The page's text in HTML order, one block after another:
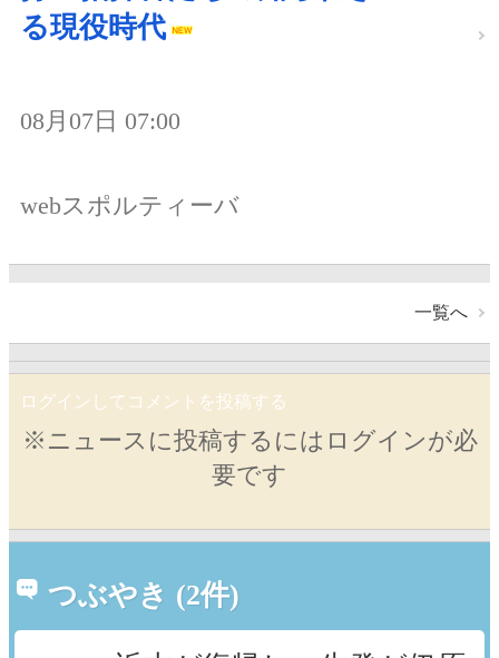
る現役時代
08月07日 07:00
webスポルティーバ
一覧へ
ログインしてコメントを投稿する
※ニュースに投稿するにはログインが必
要です
つぶやき (2件)